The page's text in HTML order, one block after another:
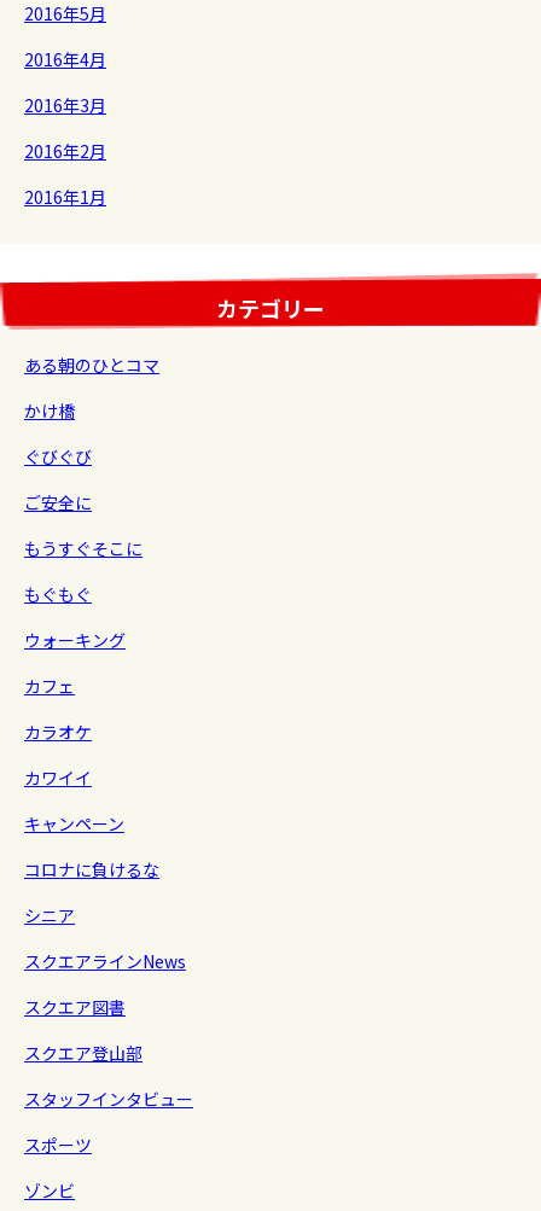
2016年5月
2016年4月
2016年3月
2016年2月
2016年1月
カテゴリー
ある朝のひとコマ
かけ橋
ぐびぐび
ご安全に
もうすぐそこに
もぐもぐ
ウォーキング
カフェ
カラオケ
カワイイ
キャンペーン
コロナに負けるな
シニア
スクエアラインNews
スクエア図書
スクエア登山部
スタッフインタビュー
スポーツ
ゾンビ